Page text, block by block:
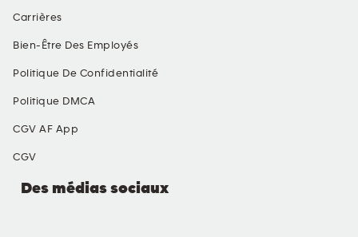
Carrières
Bien-Être Des Employés
Politique De Confidentialité
Politique DMCA
CGV AF App
CGV
Des médias sociaux